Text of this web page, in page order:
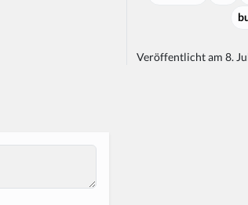
Veröffentlicht am 8.